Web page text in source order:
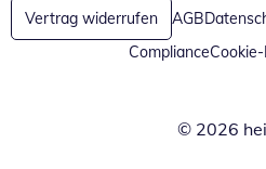
Vertrag widerrufen AGB
Compliance
© 2026